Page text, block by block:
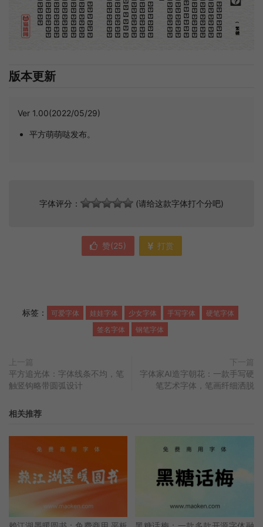
(繁體)
版本更新
Ver 1.00(2022/05/29)
平方萌萌哒发布。
字体评分： (请给这款字体打个分吧)
赞(25) 打赏
标签： 可爱字体 娃娃字体 少女字体 手写字体
硬笔字体
签名字体
钢笔字体
上一篇
平方追光体：字体线条不均，笔
触竖钩略带圆弧设计
下一篇
字体家AI造字朝花：一款手写硬
笔艺术字体，笔画纤细洒脱
相关推荐